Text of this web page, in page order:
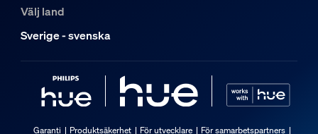
Välj land
Sverige - svenska
Garanti Produktsäkerhet För utvecklare För samarbetspartners